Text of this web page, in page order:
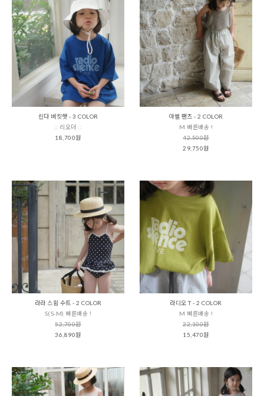
린다 버킷햇 - 3 COLOR
:: 리오더 ::
18,700원
아벨 팬츠 - 2 COLOR
M 빠른배송 !
42,500원
29,750원
라라 스윔 수트 - 2 COLOR
S(S-M) 빠른배송 !
52,700원
36,890원
라디오 T - 2 COLOR
M 빠른배송 !
22,100원
15,470원